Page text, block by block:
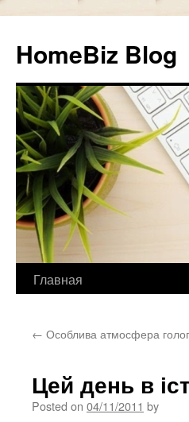
HomeBiz Blog
Skip
content
Главная
← Особлива атмосфера
Цей день в
Posted on 04/11/2011 by